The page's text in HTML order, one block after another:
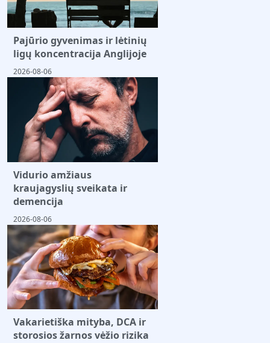
Pajūrio gyvenimas ir lėtinių
ligų koncentracija Anglijoje
2026-08-06
Vidurio amžiaus
kraujagyslių sveikata ir
demencija
2026-08-06
Vakarietiška mityba, DCA ir
storosios žarnos vėžio rizika